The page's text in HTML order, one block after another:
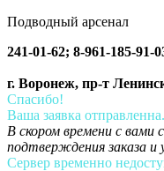
Подводный арсенал
241-01-62; 8-961-185-91-
г. Воронеж, пр-т
Спасибо!
Ваша заявка отправленна.
В скором времени с
подтверждения заказа и
Сервер временно